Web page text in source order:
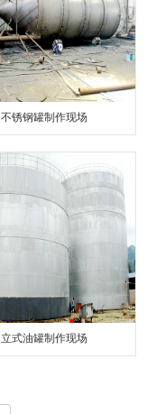
不锈钢罐制作现场
立式油罐制作现场